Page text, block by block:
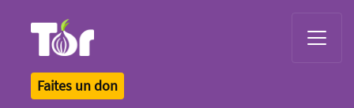
Faites un don